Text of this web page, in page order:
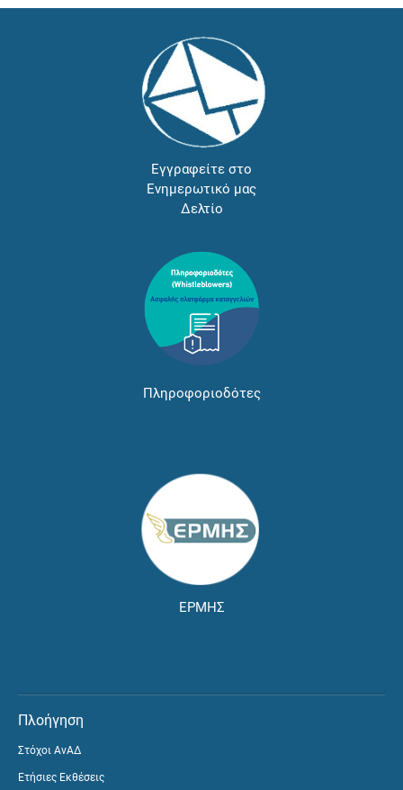
Εγγραφείτε στο
Ενημερωτικό μας
Δελτίο
Πληροφοριοδότες
ΕΡΜΗΣ
Πλοήγηση
Στόχοι ΑνΑΔ
Ετήσιες Εκθέσεις